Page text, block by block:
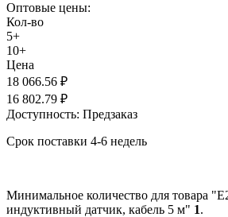
Оптовые цены:
Кол-во
5+
10+
Цена
18 066.56 ₽
16 802.79 ₽
Доступность: Предзаказ
Срок поставки 4-6 недель
Минимальное количество для товара
индуктивный датчик, кабель 5 м" 1.